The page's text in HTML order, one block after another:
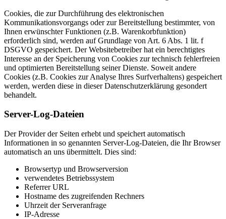
Cookies, die zur Durchführung des elektronischen
Kommunikationsvorgangs oder zur Bereitstellung bestimmter, von
Ihnen erwünschter Funktionen (z.B. Warenkorbfunktion)
erforderlich sind, werden auf Grundlage von Art. 6 Abs. 1 lit. f
DSGVO gespeichert. Der Websitebetreiber hat ein berechtigtes
Interesse an der Speicherung von Cookies zur technisch fehlerfreien
und optimierten Bereitstellung seiner Dienste. Soweit andere
Cookies (z.B. Cookies zur Analyse Ihres Surfverhaltens) gespeichert
werden, werden diese in dieser Datenschutzerklärung gesondert
behandelt.
Server-Log-Dateien
Der Provider der Seiten erhebt und speichert automatisch
Informationen in so genannten Server-Log-Dateien, die Ihr Browser
automatisch an uns übermittelt. Dies sind:
Browsertyp und Browserversion
verwendetes Betriebssystem
Referrer URL
Hostname des zugreifenden Rechners
Uhrzeit der Serveranfrage
IP-Adresse